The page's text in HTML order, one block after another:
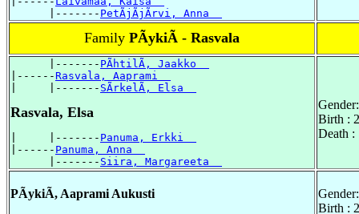
      |-------
PetÃjÃjÃrvi, Anna
Family PÃykiÃ - Rasvala
      |-------
PÃhtilÃ, Jaakko
|------Rasvala, Aaprami
|     |------- SÃrkelÃ, Elsa
Rasvala, Elsa
|     |------- Panuma, Erkki
|------ Panuma, Anna
      |-------
Siira, Margareeta
Birth :
Death :
PÃykiÃ, Aaprami Aukusti
Birth :